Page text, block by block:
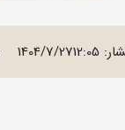
1404/7/2712:05